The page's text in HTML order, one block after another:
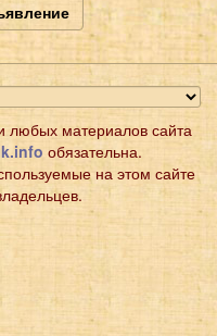
любых материалов сайта
обязательна.
на этом сайте